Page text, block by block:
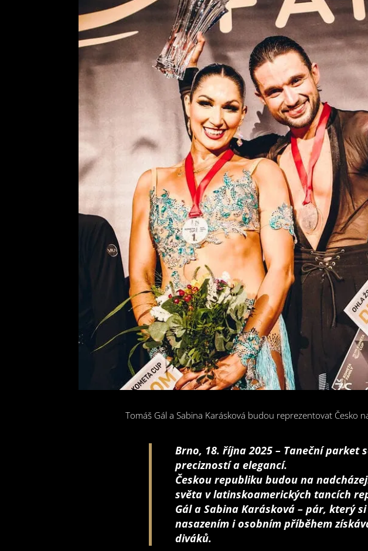
Tomáš Gál a Sabina Karásková budou reprezentovat Česko
Brno, 18. října 2025 – Taneční parket
precizností a elegancí.
Českou republiku budou na
světa v latinskoamerických tancích
Gál a Sabina Karásková – pár, který
nasazením i osobním příběhem
diváků.